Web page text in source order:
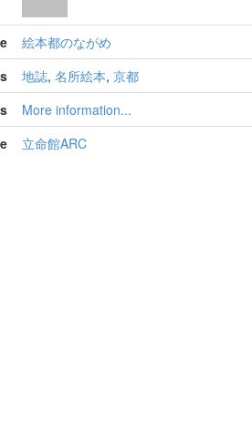
絵本都のながめ
地誌, 名所絵本, 京都
More information...
立命館ARC